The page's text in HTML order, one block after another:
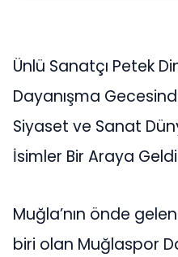
Ünlü Sanatçı Petek
Dayanışma
Siyaset ve Sanat
İsimler Bir Araya
Muğla’nın önde
biri olan Muğlaspor